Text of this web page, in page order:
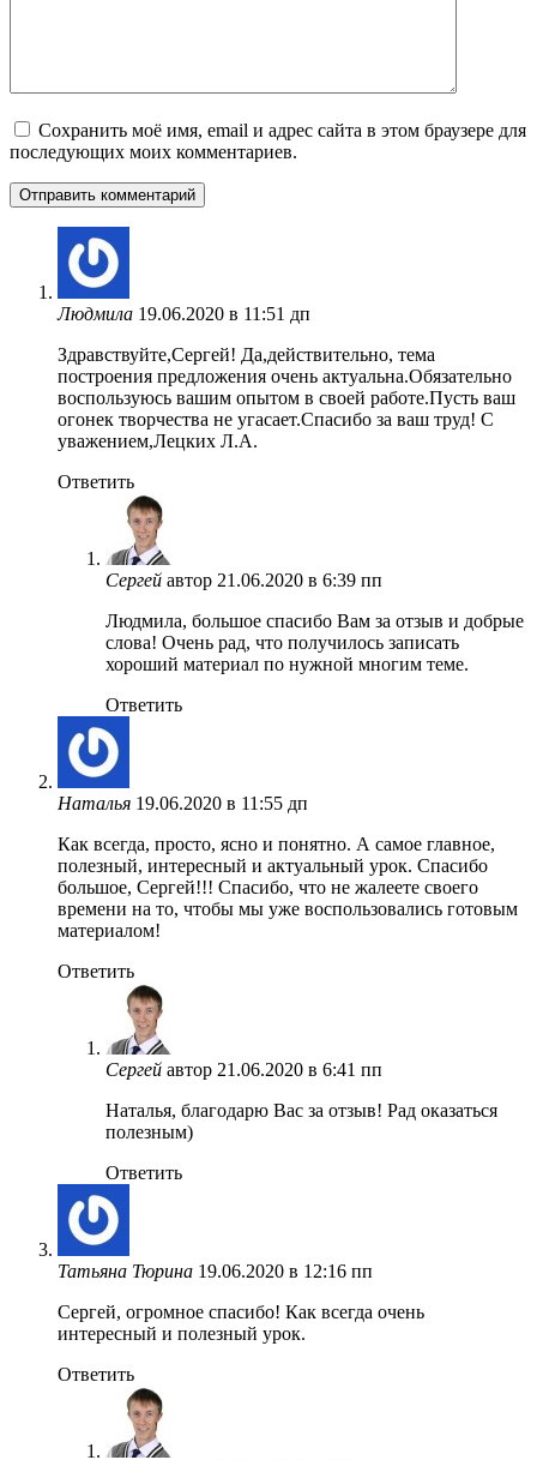
Сохранить моё имя, email и адрес сайта в этом браузере для
последующих моих комментариев.
Людмила 19.06.2020 в 11:51 дп
Здравствуйте,Сергей! Да,действительно, тема
построения предложения очень актуальна.Обязательно
воспользуюсь вашим опытом в своей работе.Пусть ваш
огонек творчества не угасает.Спасибо за ваш труд! С
уважением,Лецких Л.А.
Ответить
Сергей автор 21.06.2020 в 6:39 пп
Людмила, большое спасибо Вам за отзыв и добрые
слова! Очень рад, что получилось записать
хороший материал по нужной многим теме.
Ответить
Наталья 19.06.2020 в 11:55 дп
Как всегда, просто, ясно и понятно. А самое главное,
полезный, интересный и актуальный урок. Спасибо
большое, Сергей!!! Спасибо, что не жалеете своего
времени на то, чтобы мы уже воспользовались готовым
материалом!
Ответить
Сергей автор 21.06.2020 в 6:41 пп
Наталья, благодарю Вас за отзыв! Рад оказаться
полезным)
Ответить
Татьяна Тюрина 19.06.2020 в 12:16 пп
Сергей, огромное спасибо! Как всегда очень
интересный и полезный урок.
Ответить